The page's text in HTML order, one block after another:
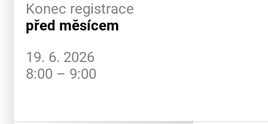
Konec registrace
před měsícem
19. 6. 2026
8:00 – 9:00